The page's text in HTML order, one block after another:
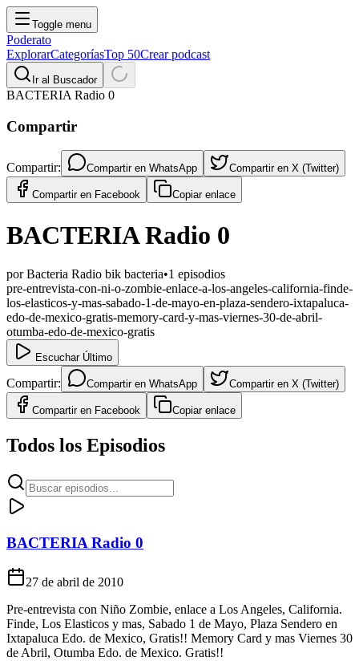
Toggle menu
Poderato
ExplorarCategoríasTop 50Crear podcast
Ir al Buscador
BACTERIA Radio 0
Compartir
Compartir: Compartir en WhatsApp Compartir en X (Twitter)
Compartir en Facebook Copiar enlace
BACTERIA Radio 0
porBacteria Radio bik bacteria•1 episodios
pre-entrevista-con-ni-o-zombie-enlace-a-los-angeles-california-finde-
los-elasticos-y-mas-sabado-1-de-mayo-en-plaza-sendero-ixtapaluca-
edo-de-mexico-gratis-memory-card-y-mas-viernes-30-de-abril-
otumba-edo-de-mexico-gratis
Escuchar Último
Compartir: Compartir en WhatsApp Compartir en X (Twitter)
Compartir en Facebook Copiar enlace
Todos los Episodios
BACTERIA Radio 0
27 de abril de 2010
Pre-entrevista con Niño Zombie, enlace a Los Angeles, California.
Finde, Los Elasticos y mas, Sabado 1 de Mayo, Plaza Sendero en
Ixtapaluca Edo. de Mexico, Gratis!! Memory Card y mas Viernes 30
de Abril, Otumba Edo. de Mexico. Gratis!!